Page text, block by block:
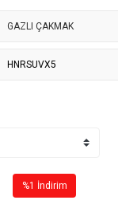
GAZLI ÇAKMAK
HNRSUVX5
%1 İndirim